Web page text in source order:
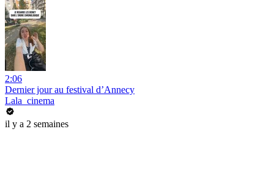
2:06
Dernier jour au festival d’Annecy
Lala_cinema
il y a 2 semaines